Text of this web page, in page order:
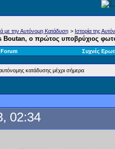
με την Αυτόνομη Κατάδυση > Ιστορία της
Boutan, ο πρώτος υποβρύχιος
Forum Συχνές
κατάδυσης μέχρι σήμερα
02:34